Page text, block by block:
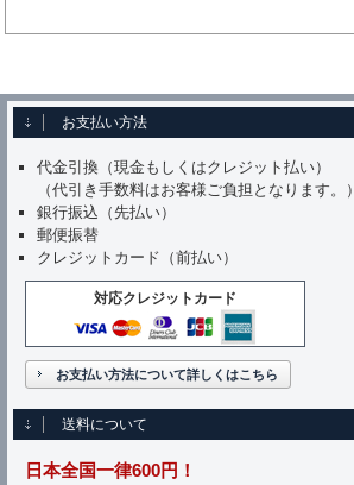
お支払い方法
代金引換（現金もしくはクレジット払い）
（代引き手数料はお客様ご負担となります。）
銀行振込（先払い）
郵便振替
クレジットカード（前払い）
対応クレジットカード
お支払い方法について詳しくはこちら
送料について
日本全国一律600円！